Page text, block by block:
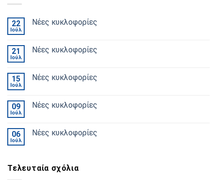
22
Ιούλ
Νέες κυκλοφορίες
21
Ιούλ
Νέες κυκλοφορίες
15
Ιούλ
Νέες κυκλοφορίες
09
Ιούλ
Νέες κυκλοφορίες
06
Ιούλ
Νέες κυκλοφορίες
Τελευταία σχόλια